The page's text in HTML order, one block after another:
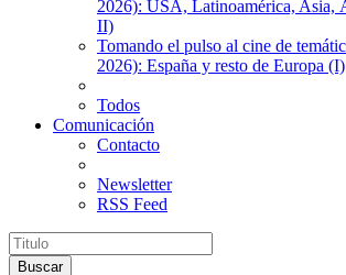
2026): USA, Latinoamérica, Asia,
II)
Tomando el pulso al cine de
2026): España y resto de Europa (I)
Todos
Comunicación
Contacto
Newsletter
RSS Feed
Buscar